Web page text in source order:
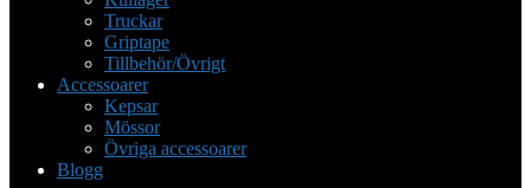
Truckar
Griptape
Tillbehör/Övrigt
Accessoarer
Kepsar
Mössor
Övriga accessoarer
Blogg